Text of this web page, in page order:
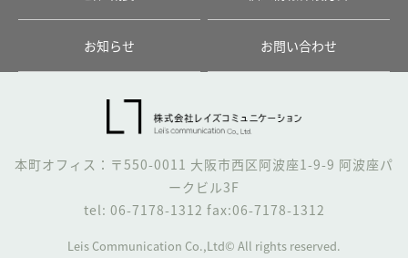
お知らせ お問い合わせ
本町オフィス：〒550-0011 大阪市西区阿波座1-9-9 阿波座パ
ークビル3F
tel: 06-7178-1312 fax:06-7178-1312
Leis Communication Co.,Ltd© All rights reserved.